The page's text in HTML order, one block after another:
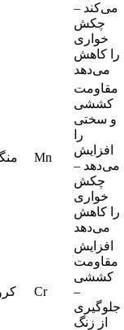
می‌کند –
چکش
خواری
را کاهش
می‌دهد
Mn
مقاومت
کششی
و سختی
را
افزایش
می‌دهد –
چکش
خواری
را کاهش
می‌دهد
Cr
افزایش
مقاومت
کششی
–
جلوگیری
از زنگ